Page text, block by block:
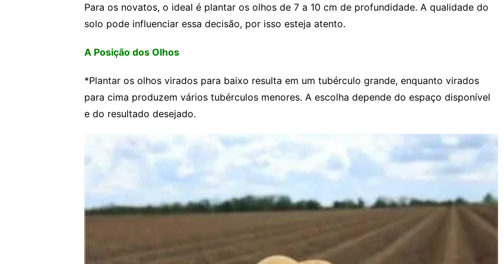
Para os novatos, o ideal é plantar os olhos de 7 a 10 cm de profundidade. A qualidade do
solo pode influenciar essa decisão, por isso esteja atento.
A Posição dos Olhos
*Plantar os olhos virados para baixo resulta em um tubérculo grande, enquanto virados
para cima produzem vários tubérculos menores. A escolha depende do espaço disponível
e do resultado desejado.